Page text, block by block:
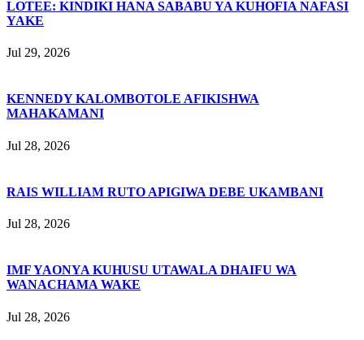
LOTEE: KINDIKI HANA SABABU YA KUHOFIA NAFASI
YAKE
Jul 29, 2026
KENNEDY KALOMBOTOLE AFIKISHWA
MAHAKAMANI
Jul 28, 2026
RAIS WILLIAM RUTO APIGIWA DEBE UKAMBANI
Jul 28, 2026
IMF YAONYA KUHUSU UTAWALA DHAIFU WA
WANACHAMA WAKE
Jul 28, 2026